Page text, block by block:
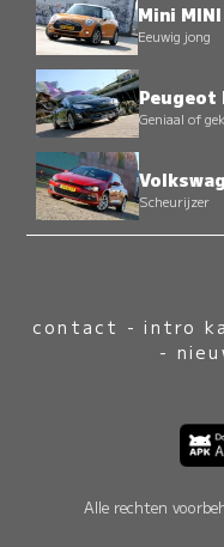
Mini MINI
Eeuwig jong
Peugeot
Geniaal of
Scheurijzer
contact -intro
-
Alle rechten